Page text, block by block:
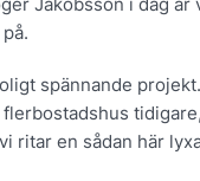
spännande
flerbostadshus
ritar en sådan här